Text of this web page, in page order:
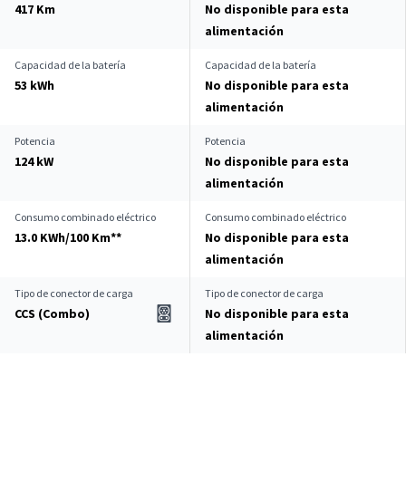
417 Km
No disponible para esta
alimentación
Capacidad de la batería
53 kWh
Capacidad de la batería
No disponible para esta
alimentación
Potencia
124 kW
Potencia
No disponible para esta
alimentación
Consumo combinado eléctrico
13.0 KWh/100 Km**
Consumo combinado eléctrico
No disponible para esta
alimentación
Tipo de conector de carga
CCS (Combo)
Tipo de conector de carga
No disponible para esta
alimentación